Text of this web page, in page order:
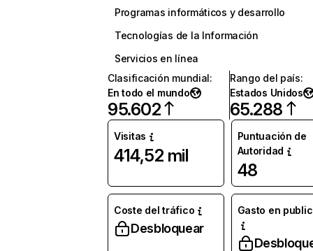
Programas informáticos y desarrollo
Tecnologías de la Información
Servicios en línea
Clasificación mundial:
En todo el mundo
95.602
Rango del país:
Estados Unidos
65.288
Visitas
414,52 mil
Puntuación de
Autoridad
48
Coste del tráfico
Desbloquear
Gasto en